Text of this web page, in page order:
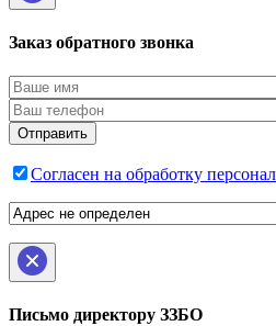
Заказ обратного звонка
Согласен на обработку
Письмо директору ЗЗБО